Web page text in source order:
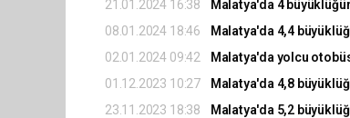
21.01.2024 16:38
Malatya'da 4
08.01.2024 18:46
Malatya'da 4,4
02.01.2024 09:42
Malatya'da yolcu
01.12.2023 10:27
Malatya'da 4,8
23.11.2023 18:38
Malatya'da 5,2